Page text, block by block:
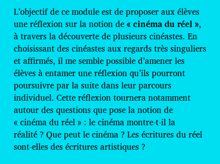
i
o
n
L’objectif de ce module est de proposer aux élèves
une réflexion sur la notion de« cinéma du réel »,
à travers la découverte de plusieurs cinéastes. En
choisissant des cinéastes aux regards très singuliers
et affirmés, il me semble possible d’amener les
élèves à entamer une réflexion qu’ils pourront
poursuivre par la suite dans leur parcours
individuel. Cette réflexion tournera notamment
autour des questions que pose la notion de
« cinéma du réel » : le cinéma montre-t-il la
réalité ? Que peut le cinéma ? Les écritures du réel
sont-elles des écritures artistiques ?